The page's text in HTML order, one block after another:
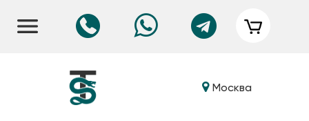
Москва